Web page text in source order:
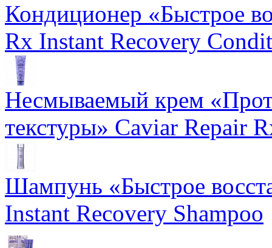
Кондиционер «Быстрое
Rx Instant Recovery
Несмываемый крем
текстуры» Caviar Repair
Шампунь «Быстрое
Instant Recovery Shampoo